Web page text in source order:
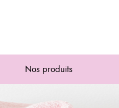
Nos produits